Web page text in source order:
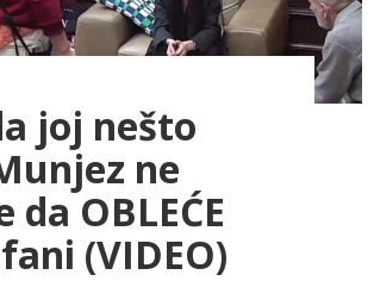
joj nešto
ne
da OBLEĆE
(VIDEO)